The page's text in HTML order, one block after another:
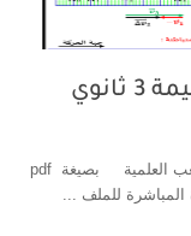
ملخص القوة والحركات المستقيمة 3 ثانوي
للملف ...